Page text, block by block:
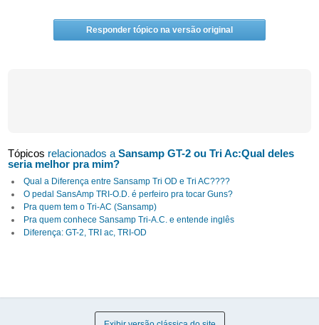
Responder tópico na versão original
Tópicos relacionados aSansamp GT-2 ou Tri Ac:Qual deles
seria melhor pra mim?
Qual a Diferença entre Sansamp Tri OD e Tri AC????
O pedal SansAmp TRI-O.D. é perfeiro pra tocar Guns?
Pra quem tem o Tri-AC (Sansamp)
Pra quem conhece Sansamp Tri-A.C. e entende inglês
Diferença: GT-2, TRI ac, TRI-OD